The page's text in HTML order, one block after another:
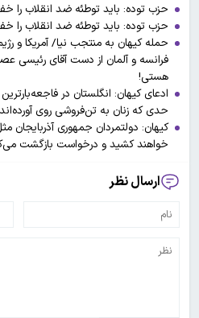
حزب توده: باید توطئه ضد انقلاب را
حزب توده: باید توطئه ضد انقلاب را
حمله کیهان به منتجب نیا/ آمریکا و
فرانسه و آلمان از دست آقای رئیسی
هستی!
ادعای کیهان: انگلستان در
حدی که زنان به تن‌فروشی روی آورده‌اند
کیهان: دولتمردان جمهوری آذربایجان
خواهند کشید و درخواست بازگشت
ارسال نظر